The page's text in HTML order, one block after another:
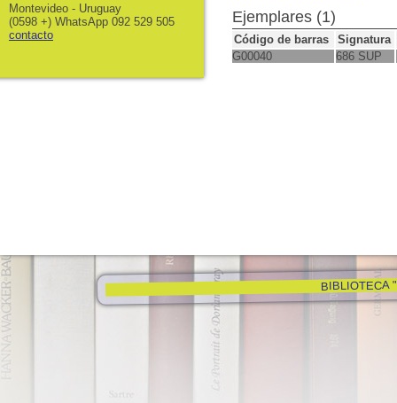
Ejemplares (1)
Código de barras
Signatura
G00040
686 SUP
BIBLIOTECA
Montevideo - Uruguay
(0598 +) WhatsApp 092 529 505
contacto